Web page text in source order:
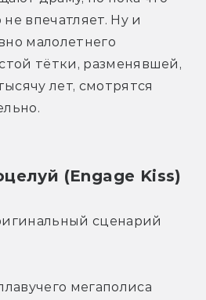
впечатляет. Ну и
малолетнего
тётки, разменявшей,
лет, смотрятся
(Engage Kiss)
сценарий
мегаполиса